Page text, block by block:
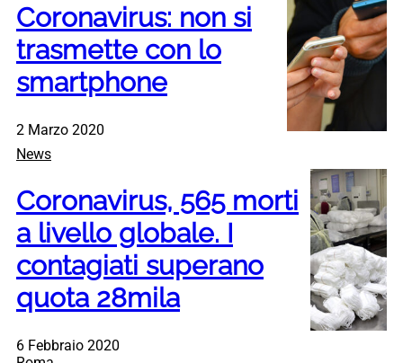
Coronavirus: non si
trasmette con lo
smartphone
2 Marzo 2020
News
Coronavirus, 565 morti
a livello globale. I
contagiati superano
quota 28mila
6 Febbraio 2020